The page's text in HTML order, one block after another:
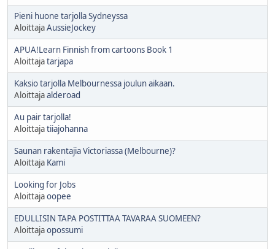
Pieni huone tarjolla Sydneyssa
AloittajaAussieJockey
APUA!Learn Finnish from cartoons Book 1
Aloittajatarjapa
Kaksio tarjolla Melbournessa joulun aikaan.
Aloittajaalderoad
Au pair tarjolla!
Aloittajatiiajohanna
Saunan rakentajia Victoriassa (Melbourne)?
Aloittaja Kami
Looking for Jobs
Aloittajaoopee
EDULLISIN TAPA POSTITTAA TAVARAA SUOMEEN?
Aloittajaopossumi